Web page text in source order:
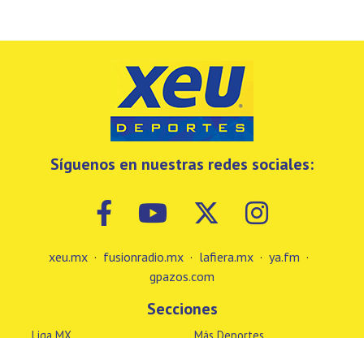
Síguenos en nuestras redes sociales:
xeu.mx · fusionradio.mx · lafiera.mx · ya.fm ·
gpazos.com
Secciones